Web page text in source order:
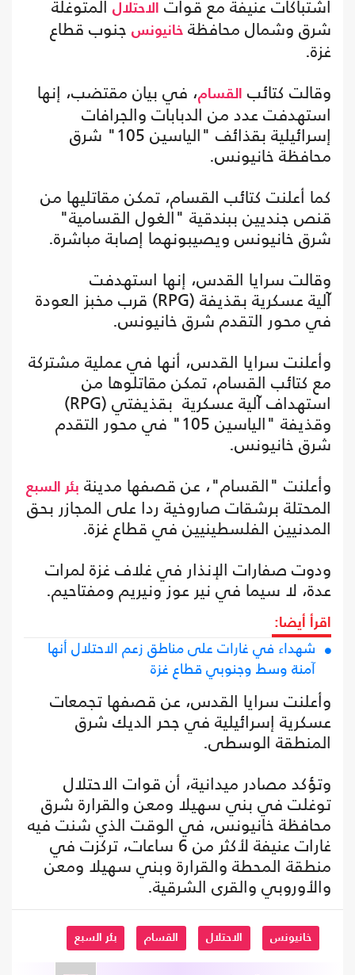
اشتباكات عنيفة مع قوات الاحتلال المتوغلة
شرق وشمال محافظة خانيونس جنوب قطاع
غزة.
وقالت كتائب
القسام، في بيان مقتضب، إنها
استهدفت عدد من الدبابات والجرافات
إسرائيلية بقذائف "الياسين 105" شرق
محافظة خانيونس.
كما أعلنت كتائب القسام، تمكن مقاتليها من
قنص جنديين ببندقية "الغول القسامية"
شرق خانيونس ويصيبونهما إصابة مباشرة.
وقالت سرايا القدس، إنها استهدفت
آلية عسكرية بقذيفة (RPG) قرب مخبز العودة
في محور التقدم شرق خانيونس.
وأعلنت سرايا القدس، أنها في عملية مشتركة
مع كتائب القسام، تمكن مقاتلوها من
استهداف آلية عسكرية بقذيفتي (RPG)
وقذيفة "الياسين 105" في محور التقدم
شرق خانيونس.
وأعلنت "القسام"، عن قصفها مدينة بئر السبع
المحتلة برشقات صاروخية ردا على المجازر بحق
المدنيين الفلسطينيين في قطاع غزة.
ودوت صفارات الإنذار في غلاف غزة لمرات
عدة، لا سيما في نير عوز ونيريم ومفتاحيم.
اقرأ أيضا:
شهداء في غارات على مناطق زعم الاحتلال أنها
آمنة وسط وجنوبي قطاع غزة
وأعلنت سرايا القدس، عن قصفها تجمعات
عسكرية إسرائيلية في جحر الديك شرق
المنطقة الوسطى.
وتؤكد مصادر ميدانية، أن قوات الاحتلال
توغلت في بني سهيلا ومعن والقرارة شرق
محافظة خانيونس، في الوقت الذي شنت فيه
غارات عنيفة لأكثر من 6 ساعات، تركزت في
منطقة المحطة والقرارة وبني سهيلا ومعن
والأوروبي والقرى الشرقية.
خانيونس الاحتلال القسام بئر السبع